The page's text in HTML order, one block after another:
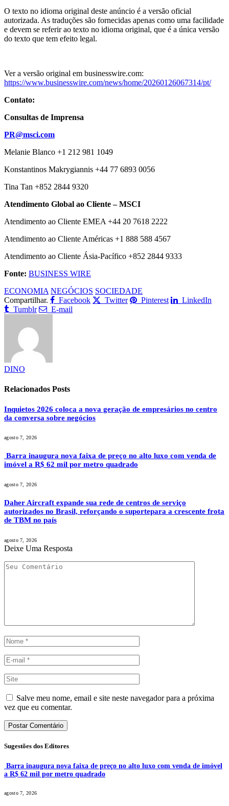
O texto no idioma original deste anúncio é a versão oficial
autorizada. As traduções são fornecidas apenas como uma facilidade
e devem se referir ao texto no idioma original, que é a única versão
do texto que tem efeito legal.
Ver a versão original em businesswire.com:
https://www.businesswire.com/news/home/20260126067314/pt/
Contato:
Consultas de Imprensa
PR@msci.com
Melanie Blanco +1 212 981 1049
Konstantinos Makrygiannis +44 77 6893 0056
Tina Tan +852 2844 9320
Atendimento Global ao Cliente – MSCI
Atendimento ao Cliente EMEA +44 20 7618 2222
Atendimento ao Cliente Américas +1 888 588 4567
Atendimento ao Cliente Ásia-Pacífico +852 2844 9333
Fonte: BUSINESS WIRE
ECONOMIA NEGÓCIOS SOCIEDADE
Compartilhar.
Facebook Twitter Pinterest
LinkedIn
Tumblr
E-mail
DINO
Relacionados Posts
Inquietos 2026 coloca a nova geração de empresários no centro
da conversa sobre negócios
agosto 7, 2026
Barra inaugura nova faixa de preço no alto luxo com venda de
imóvel a R$ 62 mil por metro quadrado
agosto 7, 2026
Daher Aircraft expande sua rede de centros de serviço
autorizados no Brasil, reforçando o suportepara a crescente frota
de TBM no país
agosto 7, 2026
Deixe Uma Resposta
Salve meu nome, email e site neste navegador para a próxima
vez que eu comentar.
Sugestões dos Editores
Barra inaugura nova faixa de preço no alto luxo com venda de imóvel
a R$ 62 mil por metro quadrado
agosto 7, 2026